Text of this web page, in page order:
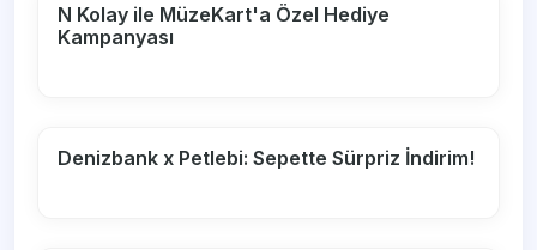
N Kolay ile MüzeKart'a Özel Hediye
Kampanyası
Denizbank x Petlebi: Sepette Sürpriz İndirim!